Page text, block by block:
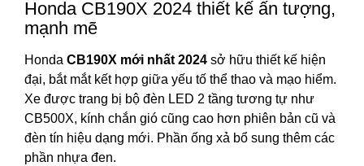
Honda CB190X 2024 thiết kế ấn tượng,
mạnh mẽ
Honda CB190X mới nhất 2024 sở hữu thiết kế hiện
đại, bắt mắt kết hợp giữa yếu tố thể thao và mạo hiểm.
Xe được trang bị bộ đèn LED 2 tầng tương tự như
CB500X, kính chắn gió cũng cao hơn phiên bản cũ và
đèn tín hiệu dạng mới. Phần ống xả bổ sung thêm các
phần nhựa đen.